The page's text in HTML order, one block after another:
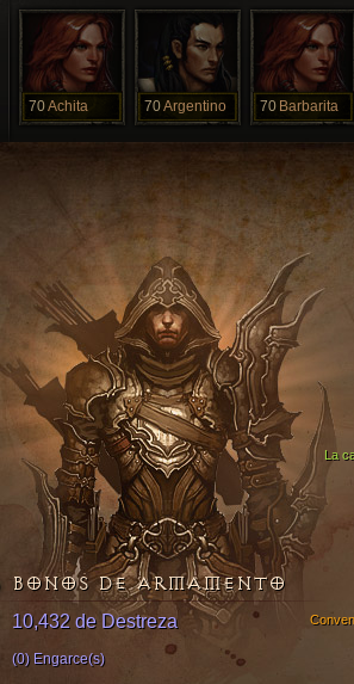
70Achita 70Argentino 70 Barbarita
La
BONOS DE ARMAMENTO
10,432 de Destreza
(0) Engarce(s)